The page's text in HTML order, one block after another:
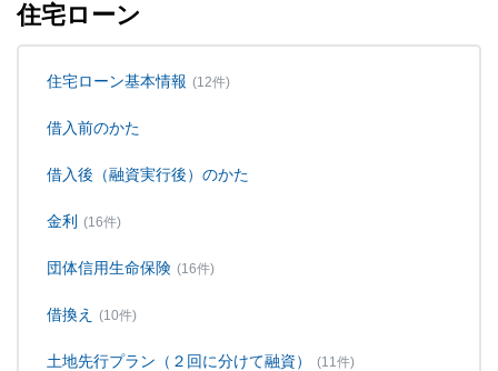
住宅ローン
住宅ローン基本情報 (12件)
借入前のかた
借入後（融資実行後）のかた
金利 (16件)
団体信用生命保険 (16件)
借換え (10件)
土地先行プラン（２回に分けて融資） (11件)